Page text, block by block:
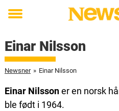
Toggle
Einar Nilsson
Newsner » Einar Nilsson
Einar Nilssoner en norsk
ble født i 1964.